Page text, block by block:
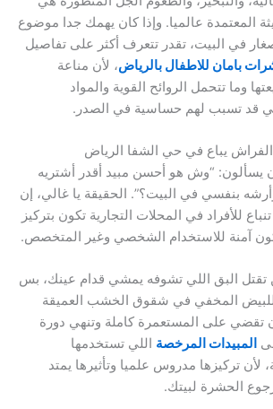
المعتمدة عالميا. وإذا كان يهمك جدا موضوع
في البيت، تقدر تتعرف أكثر على تفاصيل
بامان للاطفال بالرياض، لأن مناعة
وما تتحمل الروائح القوية والمواد
قد تسبب لهم حساسية في الصدر.
يباع في حي الشفا الرياض
يسألون: “وش هو أحسن مبيد أقدر أشتريه
بنفسي في البيت؟”. الحقيقة يا غالي، إن
للأفراد في المحلات التجارية تكون بتركيز
آمنة للاستخدام الشخصي وغير المتخصص.
تقتل البق اللي تشوفه يمشي قدام عينك، بس
المخفي في شقوق الخشب العميقة
تقضي على المستعمرة كاملة وتنهي دورة
المبيدات المرخصة اللي تستخدمها
تركيزها مدروس علميا وتأثيرها يمتد
الحشرة لبيتك.